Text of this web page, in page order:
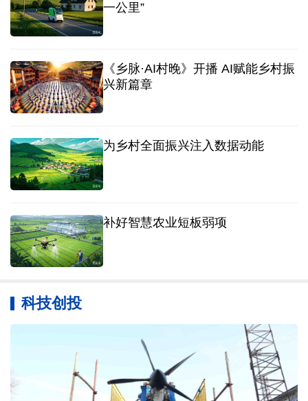
一公里”
《乡脉·AI村晚》开播 AI赋能乡村振
兴新篇章
为乡村全面振兴注入数据动能
补好智慧农业短板弱项
科技创投